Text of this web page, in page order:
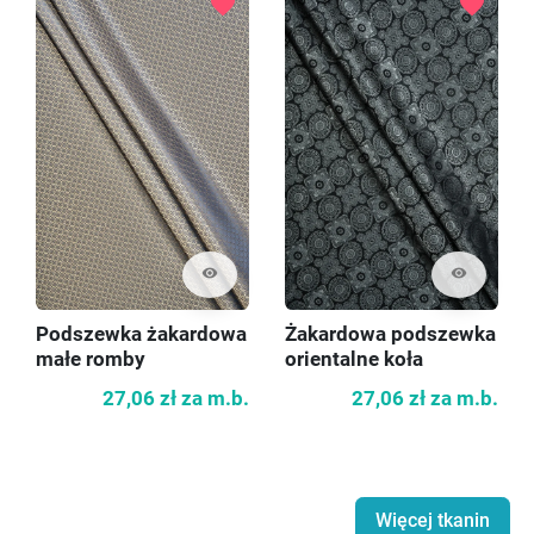
visibility
Podszewka żakardowa
małe romby
27,06 zł za m.b.
visibility
Żakardowa podszewka
orientalne koła
27,06 zł za m.b.
Więcej tkanin